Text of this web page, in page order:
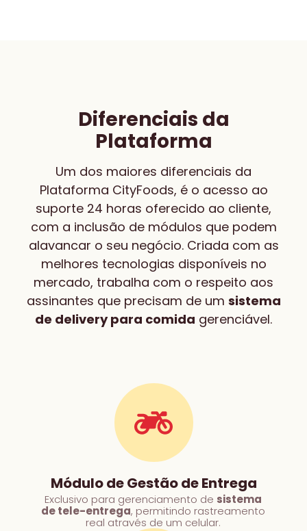
Diferenciais da
Plataforma
Um dos maiores diferenciais da
Plataforma CityFoods, é o acesso ao
suporte 24 horas oferecido ao cliente,
com a inclusão de módulos que podem
alavancar o seu negócio. Criada com as
melhores tecnologias disponíveis no
mercado, trabalha com o respeito aos
assinantes que precisam de um sistema
de delivery para comida gerenciável.
Módulo de Gestão de Entrega
Exclusivo para gerenciamento de sistema
de tele-entrega, permitindo rastreamento
real através de um celular.